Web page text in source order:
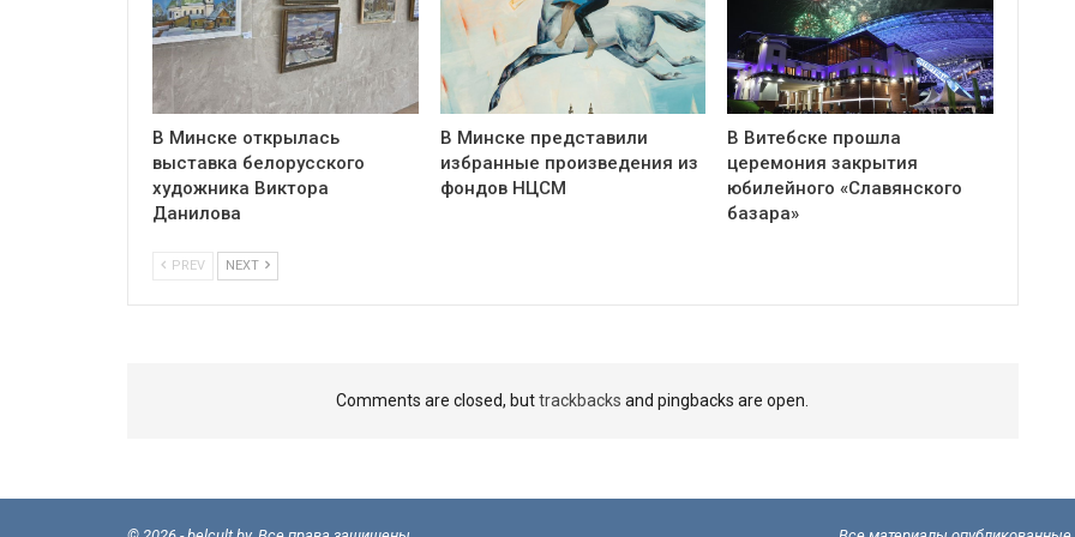
В Минске открылась
выставка белорусского
художника Виктора
Данилова
В Минске представили
избранные произведения из
фондов НЦСМ
В Витебске прошла
церемония закрытия
юбилейного «Славянского
базара»
PREV NEXT
Comments are closed, buttrackbacks and pingbacks are open.